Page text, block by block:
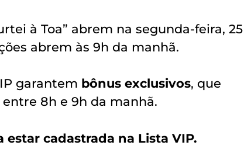
à Toa” abrem na segunda-feira, 25
abrem às 9h da manhã.
garantem bônus exclusivos, que
8h e 9h da manhã.
estar cadastrada na Lista VIP.